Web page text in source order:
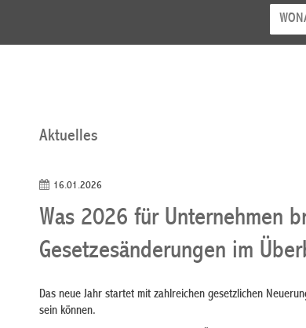
Aktuelles
16.01.2026
Was 2026 für Unternehmen
Gesetzesänderungen im
Das neue Jahr startet mit zahlreichen gesetzlichen
sein können.